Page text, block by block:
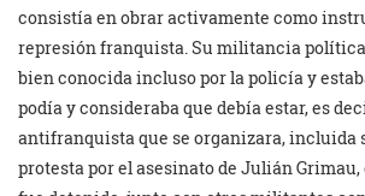
consistía en obrar activamente como
represión franquista. Su militancia política
bien conocida incluso por la policía y
podía y consideraba que debía estar, es
antifranquista que se organizara, incluida
protesta por el asesinato de Julián Grimau,